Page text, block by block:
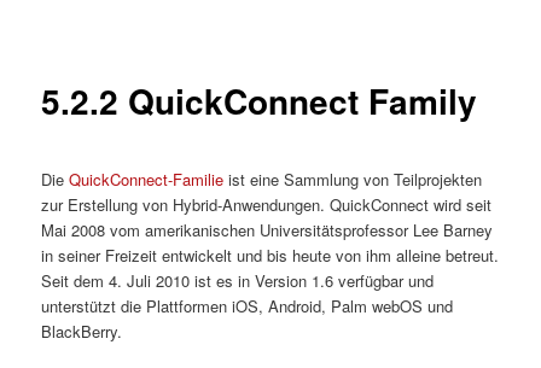
5.2.2 QuickConnect Family
DieQuickConnect-Familie ist eine Sammlung von Teilprojekten
zur Erstellung von Hybrid-Anwendungen. QuickConnect wird seit
Mai 2008 vom amerikanischen Universitätsprofessor Lee Barney
in seiner Freizeit entwickelt und bis heute von ihm alleine betreut.
Seit dem 4. Juli 2010 ist es in Version 1.6 verfügbar und
unterstützt die Plattformen iOS, Android, Palm webOS und
BlackBerry.